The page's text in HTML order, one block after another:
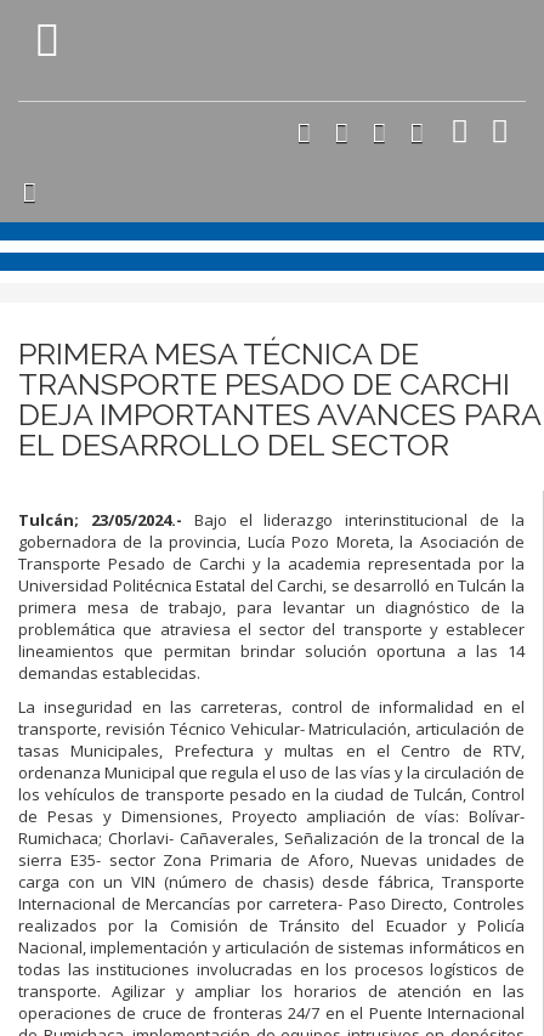
PRIMERA MESA TÉCNICA DE
TRANSPORTE PESADO DE CARCHI
DEJA IMPORTANTES AVANCES PARA
EL DESARROLLO DEL SECTOR
Tulcán; 23/05/2024.- Bajo el liderazgo interinstitucional de la
gobernadora de la provincia, Lucía Pozo Moreta, la Asociación de
Transporte Pesado de Carchi y la academia representada por la
Universidad Politécnica Estatal del Carchi, se desarrolló en Tulcán la
primera mesa de trabajo, para levantar un diagnóstico de la
problemática que atraviesa el sector del transporte y establecer
lineamientos que permitan brindar solución oportuna a las 14
demandas establecidas.
La inseguridad en las carreteras, control de informalidad en el
transporte, revisión Técnico Vehicular- Matriculación, articulación de
tasas Municipales, Prefectura y multas en el Centro de RTV,
ordenanza Municipal que regula el uso de las vías y la circulación de
los vehículos de transporte pesado en la ciudad de Tulcán, Control
de Pesas y Dimensiones, Proyecto ampliación de vías: Bolívar-
Rumichaca; Chorlavi- Cañaverales, Señalización de la troncal de la
sierra E35- sector Zona Primaria de Aforo, Nuevas unidades de
carga con un VIN (número de chasis) desde fábrica, Transporte
Internacional de Mercancías por carretera- Paso Directo, Controles
realizados por la Comisión de Tránsito del Ecuador y Policía
Nacional, implementación y articulación de sistemas informáticos en
todas las instituciones involucradas en los procesos logísticos de
transporte. Agilizar y ampliar los horarios de atención en las
operaciones de cruce de fronteras 24/7 en el Puente Internacional